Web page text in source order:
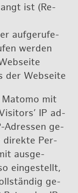
ist (Re­
auf­ge­ru­fe­
wer­den
der Web­sei­te
Ma­to­mo mit
IP ad­
Adres­sen ge­
di­rek­te Per­
aus­ge­
ein­ge­stellt,
ge­